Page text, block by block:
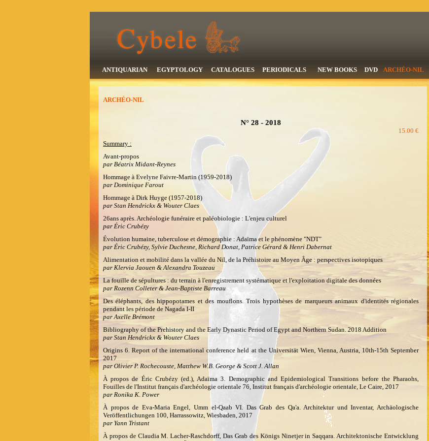
ANTIQUARIAN EGYPTOLOGY CATALOGUES PERIODICALS NEW BOOKS DVD ARCHÉO-NIL
ARCHÉO-NIL
N° 28 - 2018
15.00 €
Summary :
Avant-propos
par Béatrix Midant-Reynes
Hommage à Evelyne Faivre-Martin (1959-2018)
par Dominique Farout
Hommage à Dirk Huyge (1957-2018)
par Stan Hendrickx & Wouter Claes
26ans après. Archéologie funéraire et paléobiologie : L'enjeu culturel
par Éric Crubézy
Évolution humaine, tuberculose et démographie : Adaïma et le phénomène "NDT"
par Éric Crubézy, Sylvie Duchesne, Richard Donat, Patrice Gérard & Henri Dabernat
Alimentation et mobilité dans la vallée du Nil, de la Préhistoire au Moyen Âge : perspectives isotopiques
par Klervia Jaouen & Alexandra Touzeau
La fouille de sépultures : du terrain à l'enregistrement systématique et l'exploitation digitale des données
par Rozenn Colleter & Jean-Baptiste Barreau
Des éléphants, des hippopotames et des mouflons. Trois hypothèses de marqueurs animaux d'identités régionales
pendant les période de Nagada I-II
par Axelle Brémont
Bibliography of the Prehistory and the Early Dynastic Period of Egypt and Northern Sudan. 2018 Addition
par Stan Hendrickx & Wouter Claes
Origins 6. Report of the international conference held at the Universität Wien, Vienna, Austria, 10th-15th September
2017
par Olivier P. Rochecouste, Matthew W.B. George & Scott J. Allan
À propos de Éric Crubézy (ed.), Adaïma 3. Demographic and Epidemiological Transitions before the Pharaohs,
Fouilles de l'Institut français d'archéologie orientale 76, Institut français d'archéologie orientale, Le Caire, 2017
par Ronika K. Power
À propos de Eva-Maria Engel, Umm el-Qaab VI. Das Grab des Qa'a. Architektur und Inventar, Archäologische
Veröffentlichungen 100, Harrassowitz, Wiesbaden, 2017
par Yann Tristant
À propos de Claudia M. Lacher-Raschdorff, Das Grab des Königs Ninetjer in Saqqara. Architektonische Entwicklung